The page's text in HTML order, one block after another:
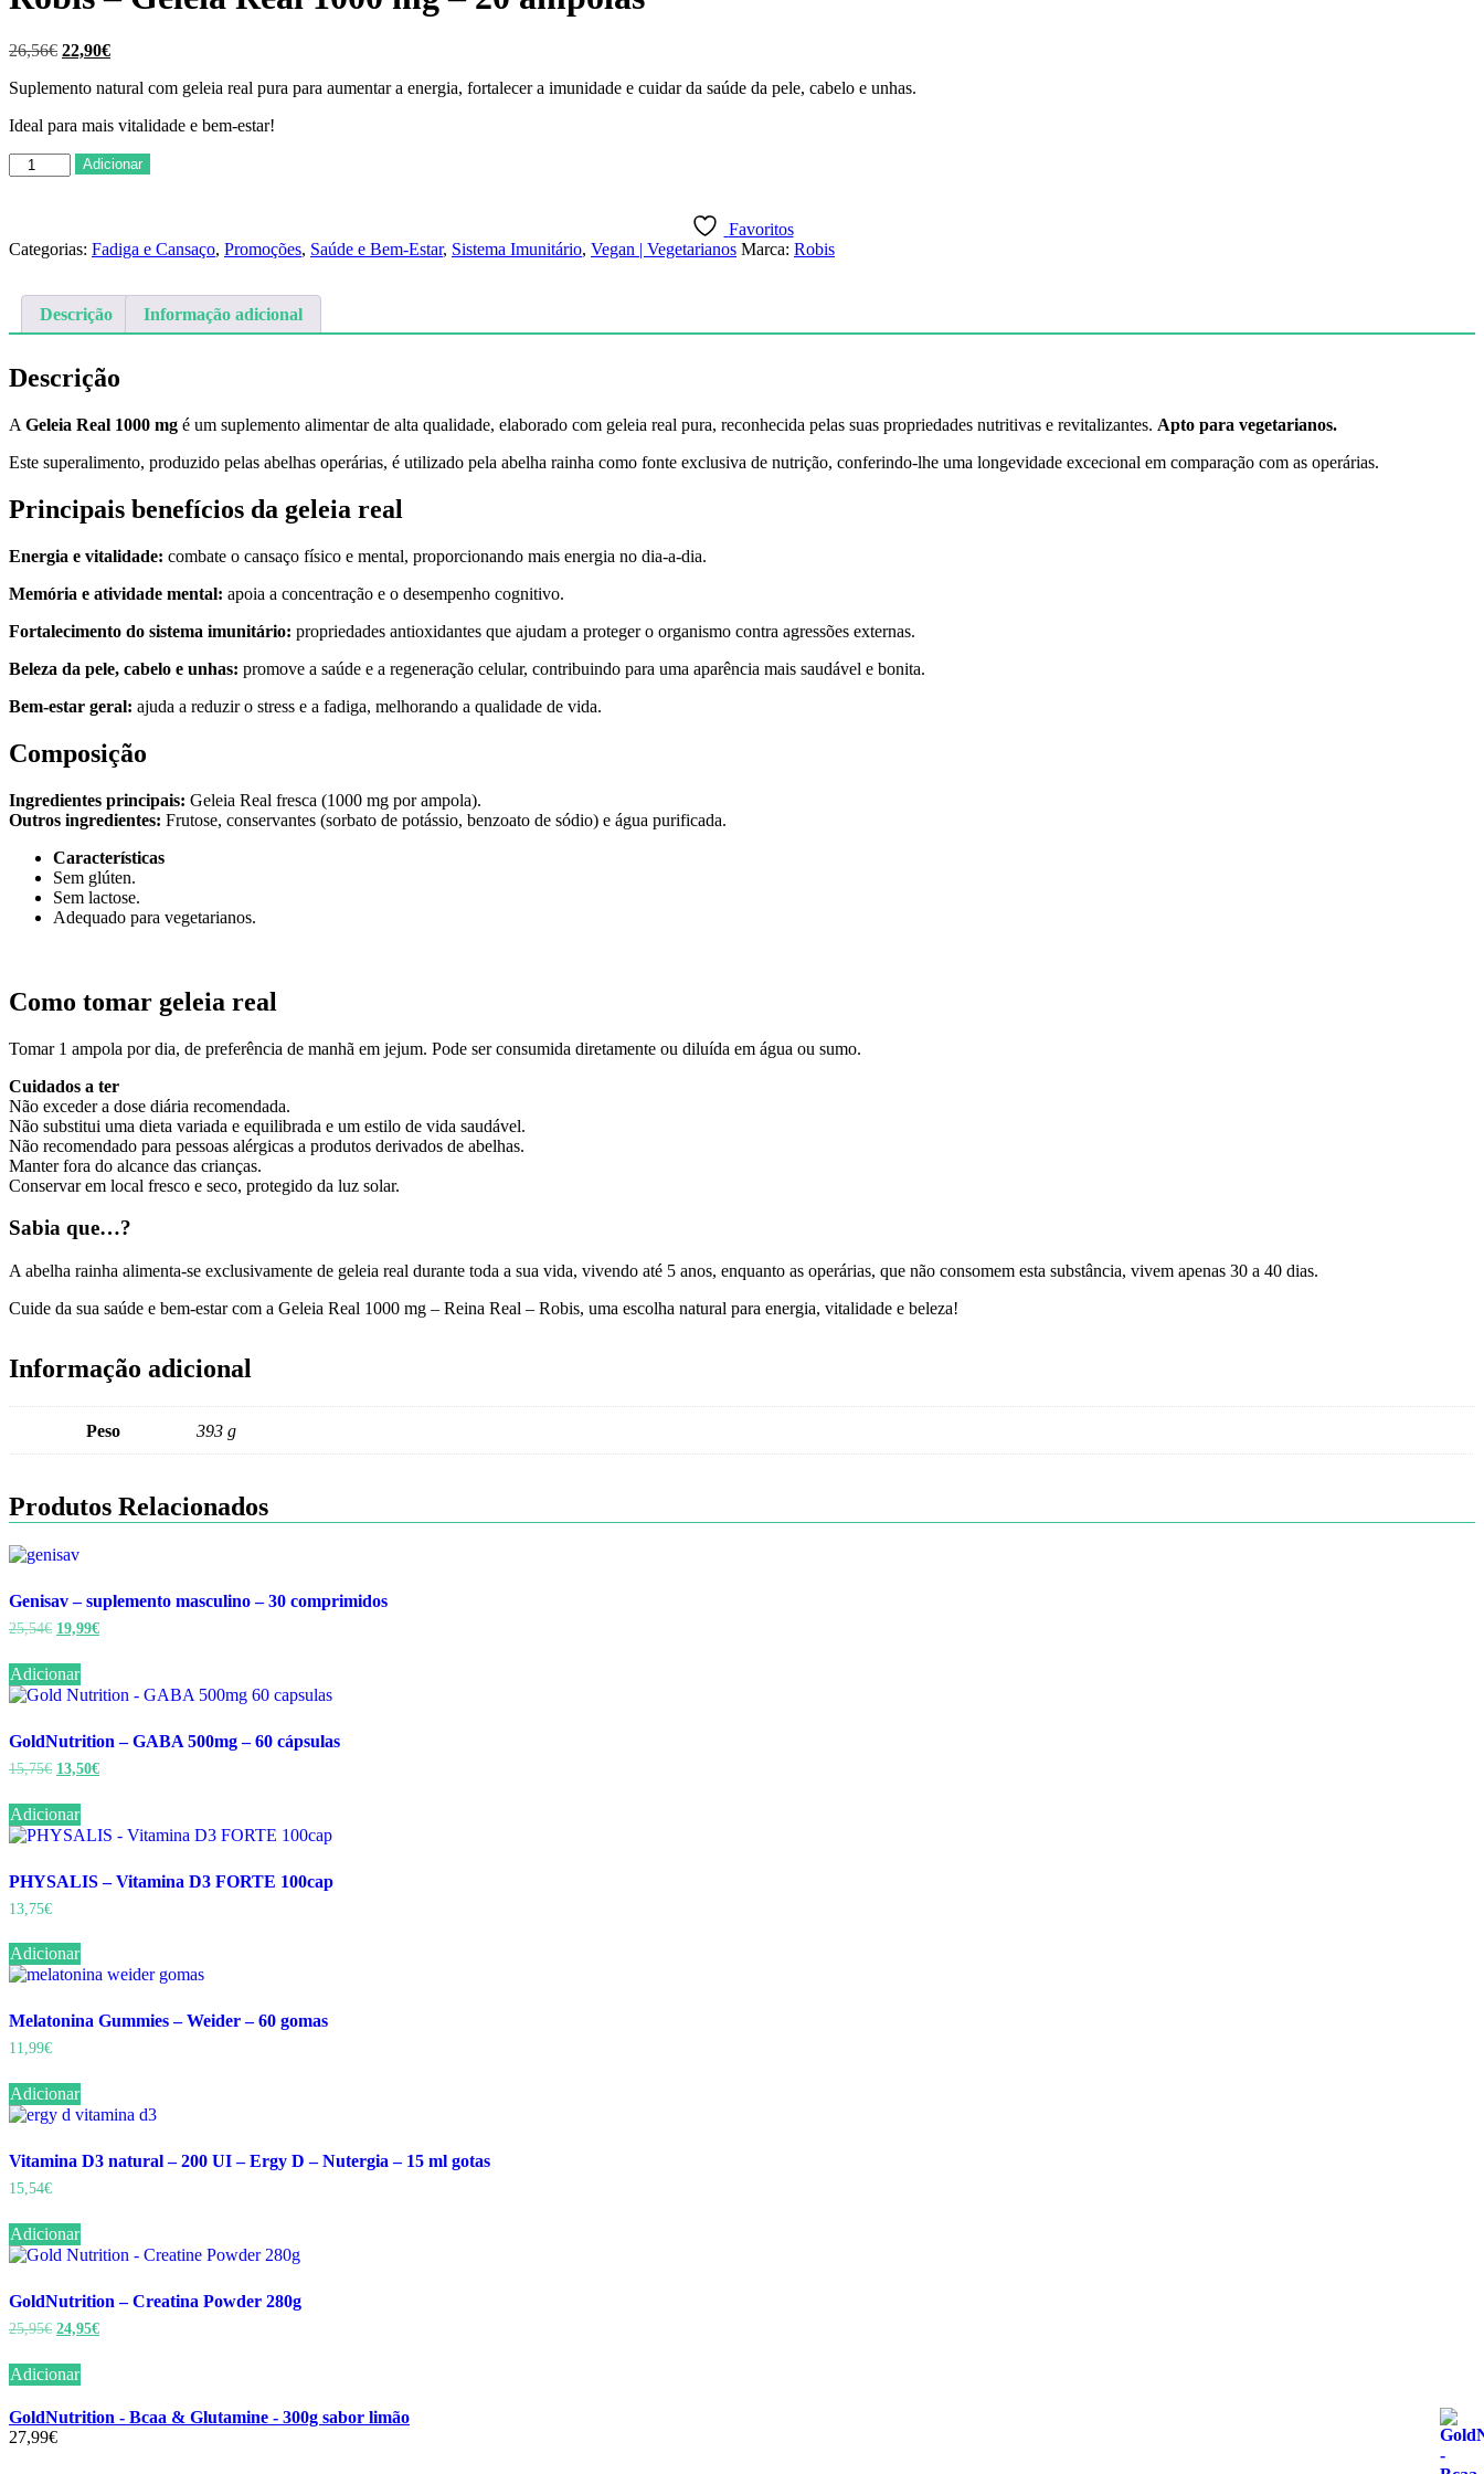
26,56€ O
original
26,56€.
22,90€O
atual
22,90€.
Suplemento natural com geleia real pura para aumentar a energia, fortalecer a imunidade e cuidar da saúde da pele, cabelo e unhas.
Ideal para mais vitalidade e bem-estar!
Quantidade
de
Geleia
Real
mg
20
Adicionar
Favoritos
Categorias: Fadiga e Cansaço, Promoções, Saúde e Bem-Estar, Sistema Imunitário, Vegan | Vegetarianos Marca: Robis
Descrição Informação adicional
Descrição
A Geleia Real 1000 mg é um suplemento alimentar de alta qualidade, elaborado com geleia real pura, reconhecida pelas suas propriedades nutritivas e revitalizantes. Apto para vegetarianos.
Este superalimento, produzido pelas abelhas operárias, é utilizado pela abelha rainha como fonte exclusiva de nutrição, conferindo-lhe uma longevidade excecional em comparação com as operárias.
Principais benefícios da geleia real
Energia e vitalidade: combate o cansaço físico e mental, proporcionando mais energia no dia-a-dia.
Memória e atividade mental: apoia a concentração e o desempenho cognitivo.
Fortalecimento do sistema imunitário: propriedades antioxidantes que ajudam a proteger o organismo contra agressões externas.
Beleza da pele, cabelo e unhas: promove a saúde e a regeneração celular, contribuindo para uma aparência mais saudável e bonita.
Bem-estar geral: ajuda a reduzir o stress e a fadiga, melhorando a qualidade de vida.
Composição
Ingredientes principais: Geleia Real fresca (1000 mg por ampola).
Outros ingredientes: Frutose, conservantes (sorbato de potássio, benzoato de sódio) e água purificada.
Características
Sem glúten.
Sem lactose.
Adequado para vegetarianos.
Como tomar geleia real
Tomar 1 ampola por dia, de preferência de manhã em jejum. Pode ser consumida diretamente ou diluída em água ou sumo.
Cuidados a ter
Não exceder a dose diária recomendada.
Não substitui uma dieta variada e equilibrada e um estilo de vida saudável.
Não recomendado para pessoas alérgicas a produtos derivados de abelhas.
Manter fora do alcance das crianças.
Conservar em local fresco e seco, protegido da luz solar.
Sabia que…?
A abelha rainha alimenta-se exclusivamente de geleia real durante toda a sua vida, vivendo até 5 anos, enquanto as operárias, que não consomem esta substância, vivem apenas 30 a 40 dias.
Cuide da sua saúde e bem-estar com a Geleia Real 1000 mg – Reina Real – Robis, uma escolha natural para energia, vitalidade e beleza!
Informação adicional
Peso 393 g
Produtos Relacionados
Genisav – suplemento masculino – 30 comprimidos
25,54€ O
original
era:
25,54€.
19,99€O
19,99€.
Adicionar
GoldNutrition – GABA 500mg – 60 cápsulas
15,75€ O
original
era:
15,75€.
13,50€O
13,50€.
Adicionar
PHYSALIS – Vitamina D3 FORTE 100cap
13,75€
Adicionar
Melatonina Gummies – Weider – 60 gomas
11,99€
Adicionar
Vitamina D3 natural – 200 UI – Ergy D – Nutergia – 15 ml gotas
15,54€
Adicionar
GoldNutrition – Creatina Powder 280g
25,95€ O
original
era:
24,95€O
Adicionar
GoldNutrition - Bcaa & Glutamine - 300g sabor limão
27,99€